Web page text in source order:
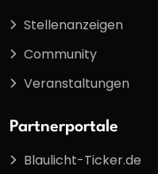
Stellenanzeigen
Community
Veranstaltungen
Partnerportale
Blaulicht-Ticker.de